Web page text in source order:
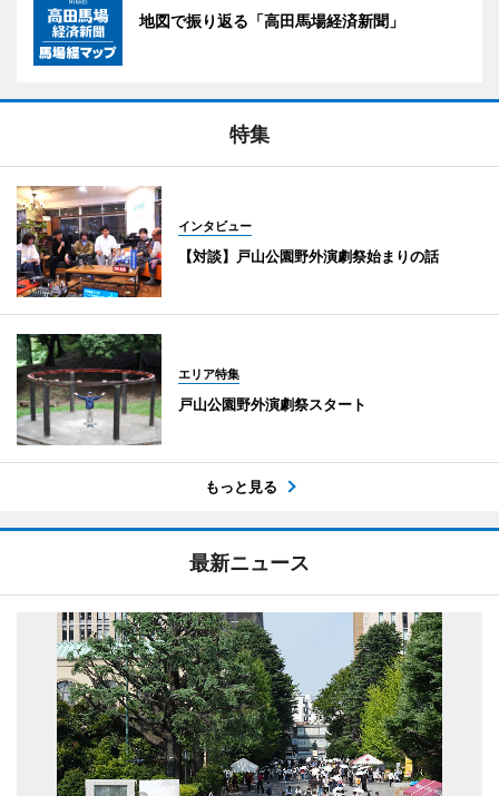
地図で振り返る「高田馬場経済新聞」
特集
インタビュー
【対談】戸山公園野外演劇祭始まりの話
エリア特集
戸山公園野外演劇祭スタート
もっと見る
最新ニュース